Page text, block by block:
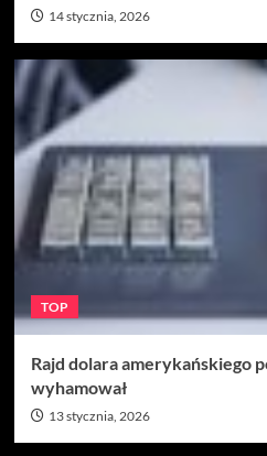
14 stycznia, 2026
TOP
Rajd dolara amerykańskiego
wyhamował
13 stycznia, 2026